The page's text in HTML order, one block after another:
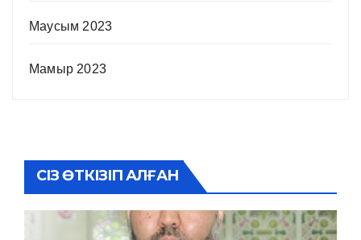
Маусым 2023
Мамыр 2023
СІЗ ӨТКІЗІП АЛҒАН